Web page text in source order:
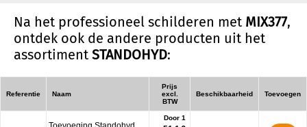
Na het professioneel schilderen met MIX377,
ontdek ook de andere producten uit het
assortiment STANDOHYD:
Referentie Naam
Prijs
excl.
BTW
Beschikbaarheid Toevoegen
Door 1